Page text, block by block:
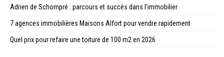
Adrien de Schompré : parcours et succès dans l’immobilier
7 agences immobilières Maisons Alfort pour vendre rapidement
Quel prix pour refaire une toiture de 100 m2 en 2026